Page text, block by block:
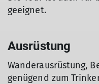
geeignet.
Ausrüstung
Wanderausrüstung,
genügend zum